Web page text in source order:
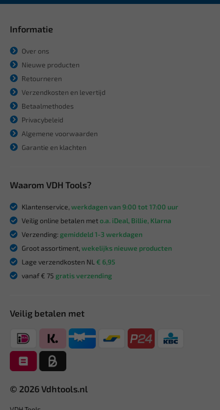
Informatie
Over ons
Nieuwe producten
Retourneren
Verzendkosten en levertijd
Betaalmethodes
Privacybeleid
Algemene voorwaarden
Garantie en klachten
Waarom VDH Tools?
Klantenservice, werkdagen van 9:00 tot 17:00 uur
Veilig online betalen meto.a. iDeal, Billie, Klarna
Verzending: gemiddeld 1-3 werkdagen
Groot assortiment, wekelijks nieuwe producten
Lage verzendkosten NL € 6,95
vanaf € 75 gratis verzending
Veilig betalen met
© 2026 Vdhtools.nl